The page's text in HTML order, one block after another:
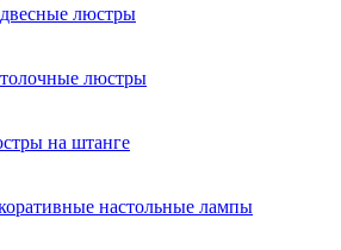
люстры
люстры
на штанге
настольные лампы